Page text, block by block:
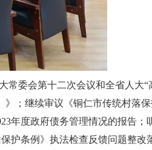
委会第十二次会议和全省人大“
；继续审议《铜仁市传统村落保
年度政府债务管理情况的报告；
护条例》执法检查反馈问题整改